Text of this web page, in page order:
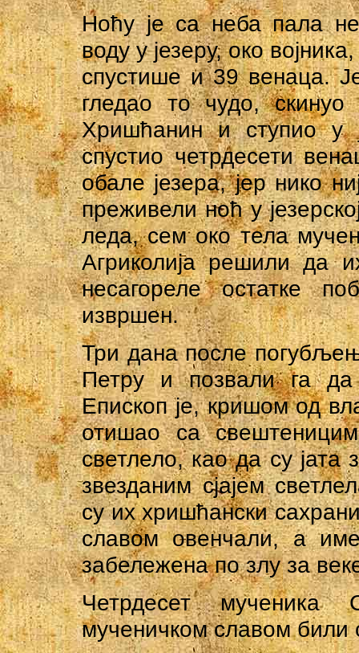
Ноћу је са неба пала
воду у језеру, око
спустише и 39 венаца.
гледао то чудо,
Хришћанин и ступио у
спустио четрдесети
обале језера, јер нико
преживели ноћ у
леда, сем око тела
Агриколија решили да
несагореле остатке
извршен.
Три дана после
Петру и позвали га да
Епископ је, кришом од
отишао са
светлело, као да су јата
звезданим сјајем
су их хришћански
славом овенчали, а
забележена по злу за
Четрдесет мученика
мученичком славом били